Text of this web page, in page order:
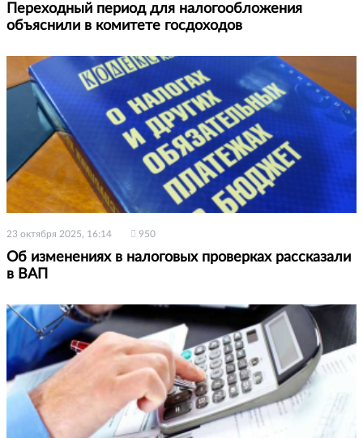
Переходный период для налогообложения
объяснили в комитете госдоходов
23 октября 2025, 16:14 950
Об изменениях в налоговых проверках рассказали
в ВАП